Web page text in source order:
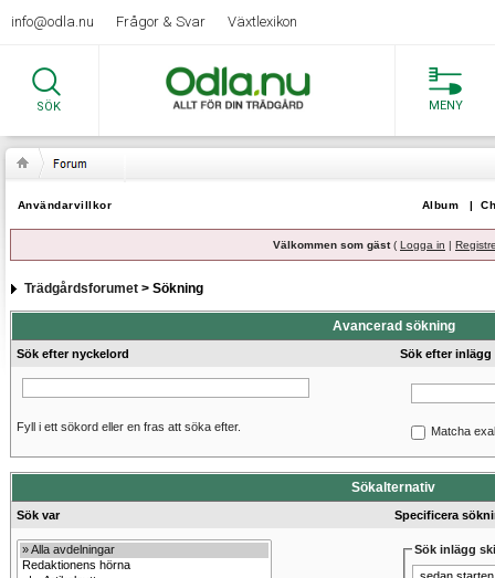
info@odla.nu Frågor & Svar Växtlexikon
SÖK MENY
Användarvillkor Album |
Välkommen som gäst( Logga in |
Trädgårdsforumet> Sökning
Avancerad sökning
Sök efter nyckelord Sök efter inlägg
Fyll i ett sökord eller en fras att söka efter. Matcha
Sökalternativ
Sök var Specificera
Sök inlägg